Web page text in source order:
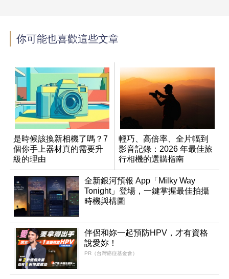
你可能也喜歡這些文章
是時候該換新相機了嗎？7
個你手上器材真的需要升
級的理由
輕巧、高倍率、全片幅到
影音記錄：2026 年最佳旅
行相機的選購指南
全新銀河預報 App「Milky Way
Tonight」登場，一鍵掌握最佳拍攝
時機與構圖
伴侶和妳一起預防HPV，才有資格
說愛妳！
PR（台灣癌症基金會）